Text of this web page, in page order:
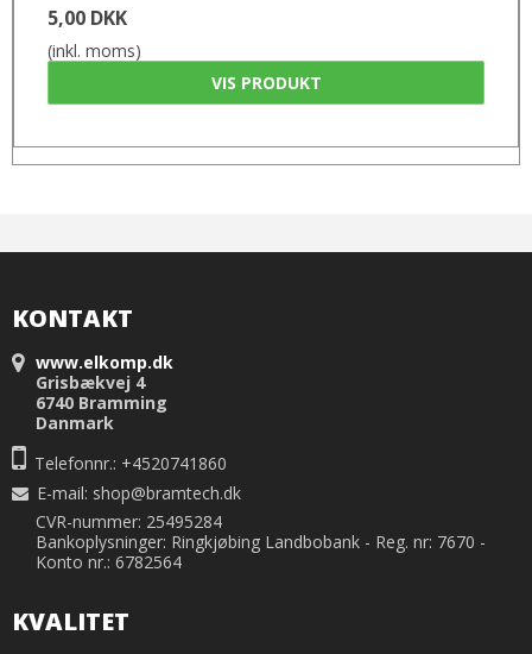
5,00 DKK
(inkl. moms)
VIS PRODUKT
KONTAKT
www.elkomp.dk
Grisbækvej 4
6740 Bramming
Danmark
Telefonnr.: +4520741860
E-mail: shop@bramtech.dk
CVR-nummer: 25495284
Bankoplysninger: Ringkjøbing Landbobank - Reg. nr: 7670 -
Konto nr.: 6782564
KVALITET